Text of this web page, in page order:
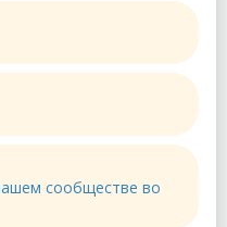
сообществе во